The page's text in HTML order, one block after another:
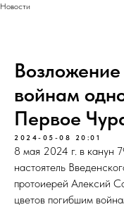
Новости
войнам
Первое
2024-05-08 20:01
8 мая 2024 г. в канун
настоятель
протоиерей Алексий
цветов погибшим